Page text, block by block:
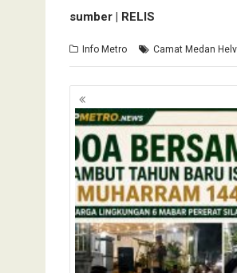
sumber | RELIS
Info Metro Camat Medan
Navigasi
pos